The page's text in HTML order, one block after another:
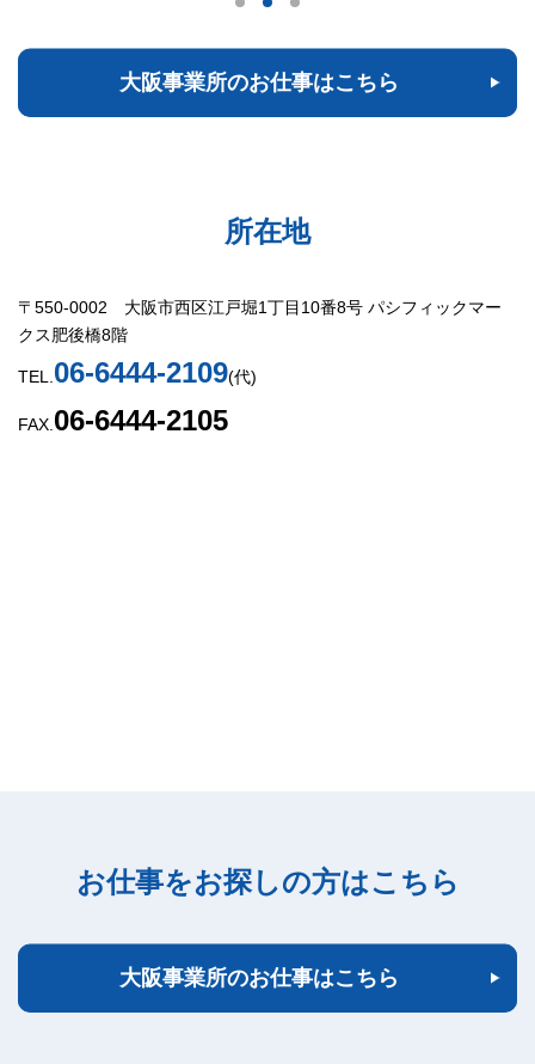
大阪事業所のお仕事はこちら
所在地
〒550-0002 大阪市西区江戸堀1丁目10番8号 パシフィックマー
クス肥後橋8階
TEL. 06-6444-2109(代)
FAX. 06-6444-2105
お仕事をお探しの方はこちら
大阪事業所のお仕事はこちら